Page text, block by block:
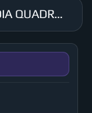
Графическая станция GANSOR-936627 Intel i9-10940X 3.3 ГГц, X299, 32Гб 2666 МГц, SSD 240Гб, HDD 3Тб, P5000 16Гб (NVIDIA QUADRO), 600Вт, Midi-Tower (Серия WS-OPTIMAL)